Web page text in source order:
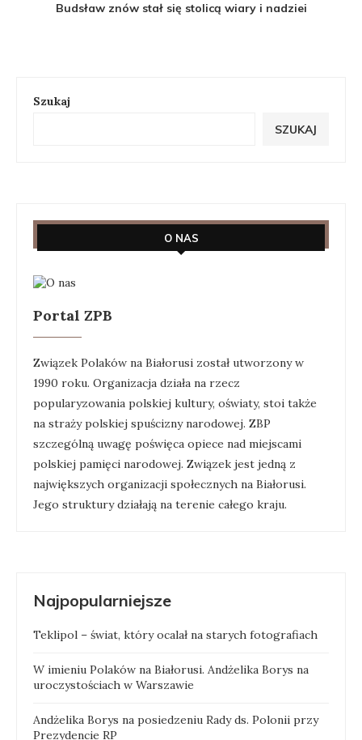
Budsław znów stał się stolicą wiary i nadziei
Szukaj
SZUKAJ
O NAS
Portal ZPB
Związek Polaków na Białorusi został utworzony w
1990 roku. Organizacja działa na rzecz
popularyzowania polskiej kultury, oświaty, stoi także
na straży polskiej spuścizny narodowej. ZBP
szczególną uwagę poświęca opiece nad miejscami
polskiej pamięci narodowej. Związek jest jedną z
największych organizacji społecznych na Białorusi.
Jego struktury działają na terenie całego kraju.
Najpopularniejsze
Teklipol – świat, który ocalał na starych fotografiach
W imieniu Polaków na Białorusi. Andżelika Borys na
uroczystościach w Warszawie
Andżelika Borys na posiedzeniu Rady ds. Polonii przy
Prezydencie RP